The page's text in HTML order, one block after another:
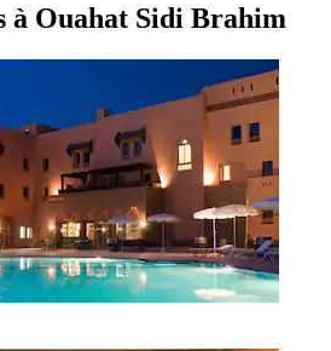
à Ouahat Sidi Brahim